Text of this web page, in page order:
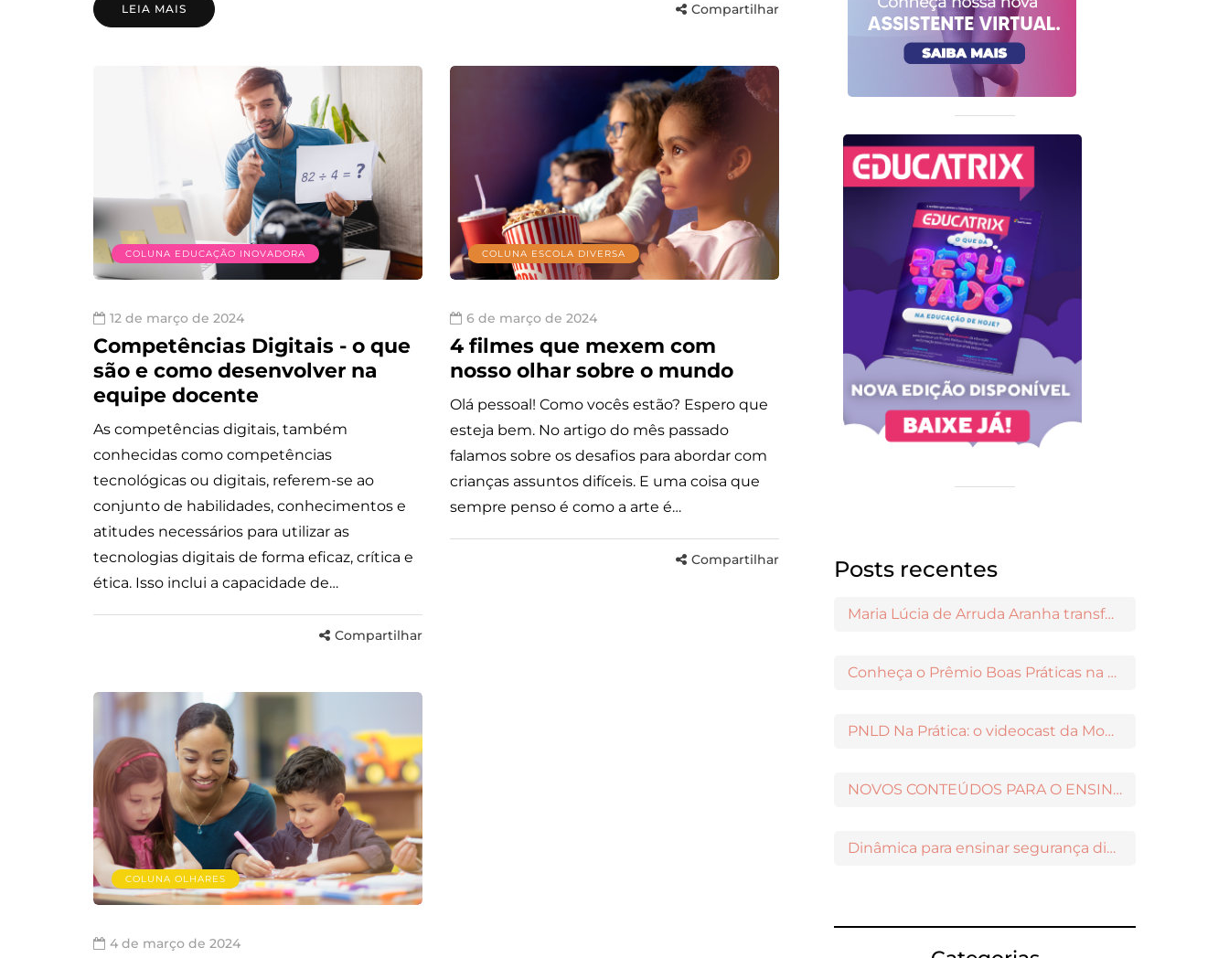
LEIA MAIS Compartilhar
COLUNA EDUCAÇÃO INOVADORA
12 de março de 2024
Competências Digitais - o que
são e como desenvolver na
equipe docente
As competências digitais, também
conhecidas como competências
tecnológicas ou digitais, referem-se ao
conjunto de habilidades, conhecimentos e
atitudes necessários para utilizar as
tecnologias digitais de forma eficaz, crítica e
ética. Isso inclui a capacidade de…
Compartilhar
COLUNA ESCOLA DIVERSA
6 de março de 2024
4 filmes que mexem com
nosso olhar sobre o mundo
Olá pessoal! Como vocês estão? Espero que
esteja bem. No artigo do mês passado
falamos sobre os desafios para abordar com
crianças assuntos difíceis. E uma coisa que
sempre penso é como a arte é…
Compartilhar
COLUNA OLHARES
4 de março de 2024
Posts recentes
Maria Lúcia de Arruda Aranha transformou o ensino de Filosofia no Brasil
Conheça o Prêmio Boas Práticas na Escola
PNLD Na Prática: o videocast da Moderna para apoiar a escolha das obras aprovadas
NOVOS CONTEÚDOS PARA O ENSINO MÉDIO DISPONÍVEIS NO MODERNAMIGOS
Dinâmica para ensinar segurança digital nos Anos Iniciais